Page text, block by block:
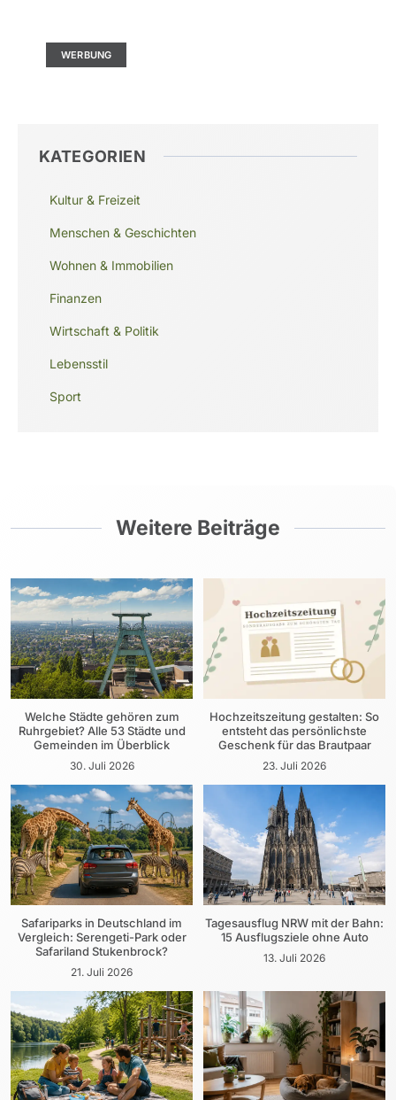
WERBUNG
KATEGORIEN
Kultur & Freizeit
Menschen & Geschichten
Wohnen & Immobilien
Finanzen
Wirtschaft & Politik
Lebensstil
Sport
Weitere Beiträge
Welche Städte gehören zum
Ruhrgebiet? Alle 53 Städte und
Gemeinden im Überblick
30. Juli 2026
Hochzeitszeitung gestalten: So
entsteht das persönlichste
Geschenk für das Brautpaar
23. Juli 2026
Safariparks in Deutschland im
Vergleich: Serengeti-Park oder
Safariland Stukenbrock?
21. Juli 2026
Tagesausflug NRW mit der Bahn:
15 Ausflugsziele ohne Auto
13. Juli 2026